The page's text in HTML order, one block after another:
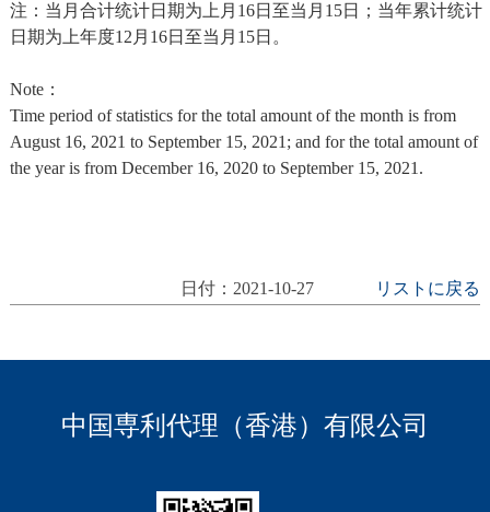
注：当月合计统计日期为上月16日至当月15日；当年累计统计
日期为上年度12月16日至当月15日。
Note：
Time period of statistics for the total amount of the month is from
August 16, 2021 to September 15, 2021; and for the total amount of
the year is from December 16, 2020 to September 15, 2021.
日付：2021-10-27 リストに戻る
中国専利代理（香港）有限公司